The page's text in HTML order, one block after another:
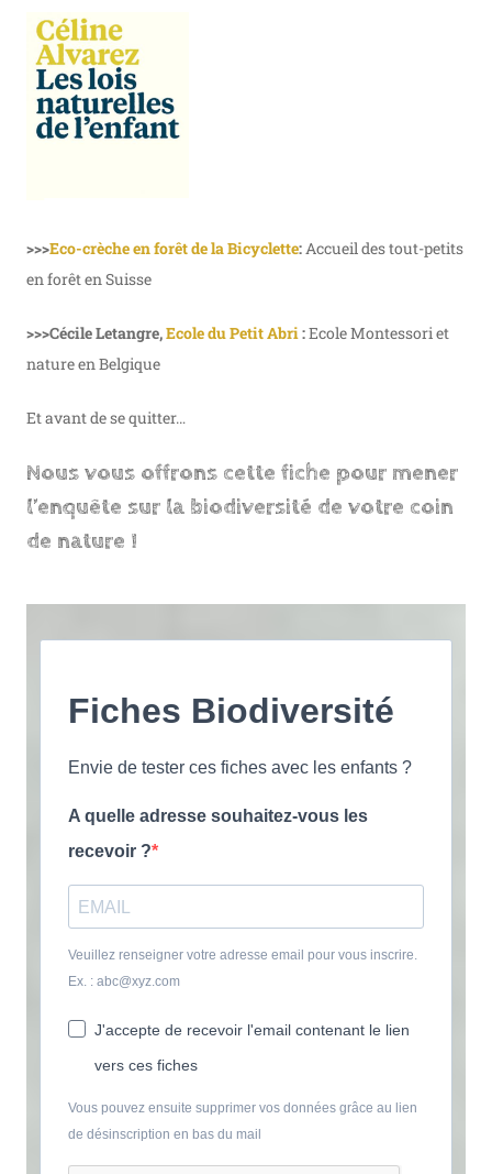
>>>Eco-crèche en forêt de la Bicyclette:Accueil des tout-petits
en forêt en Suisse
>>>Cécile Letangre,Ecole du Petit Abri:Ecole Montessori et
nature en Belgique
Et avant de se quitter…
Nous vous offrons cette fiche pour mener
l’enquête sur la biodiversité de votre coin
de nature !
Fiches Biodiversité
Envie de tester ces fiches avec les enfants ?
A quelle adresse souhaitez-vous les
recevoir ?
Veuillez renseigner votre adresse email pour vous inscrire.
Ex. : abc@xyz.com
J'accepte de recevoir l'email contenant le lien
vers ces fiches
Vous pouvez ensuite supprimer vos données grâce au lien
de désinscription en bas du mail